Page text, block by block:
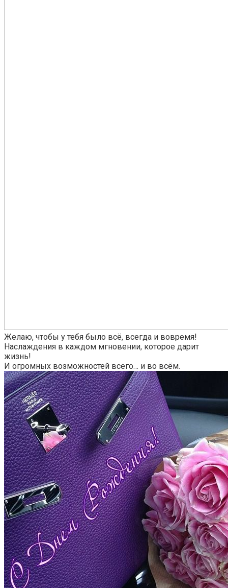
Желаю, чтобы у тебя было всё, всегда и вовремя!
Наслаждения в каждом мгновении, которое дарит
жизнь!
И огромных возможностей всего… и во всём.